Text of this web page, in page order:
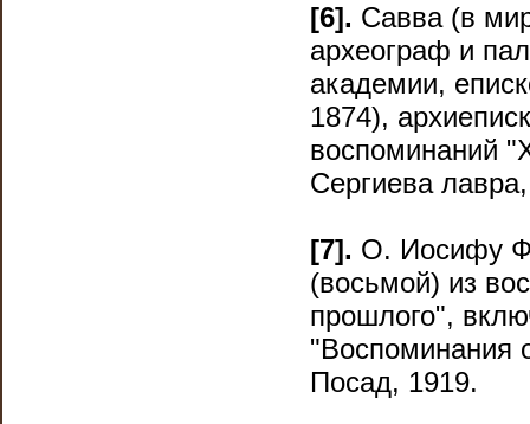
[6]. Савва (в
археограф и
академии,
1874),
воспоминаний
Сергиева
[7]. О. Иосифу
(восьмой) из
прошлого",
"Воспоминания
Посад, 1919.